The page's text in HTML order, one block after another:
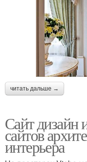
читать дальше →
Сайт дизайн
сайтов
интерьера